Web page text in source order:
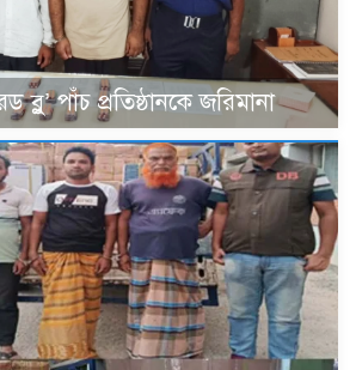
ব্লু’ পাঁচ প্রতিষ্ঠানকে জরিমানা